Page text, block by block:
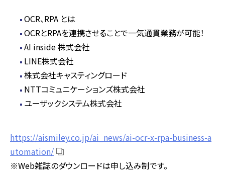
OCR、RPA とは
OCRとRPAを連携させることで一気通貫業務が可能！
AI inside 株式会社
LINE株式会社
株式会社キャスティングロード
NTTコミュニケーションズ株式会社
ユーザックシステム株式会社
https://aismiley.co.jp/ai_news/ai-ocr-x-rpa-business-a
utomation/
※Web雑誌のダウンロードは申し込み制です。